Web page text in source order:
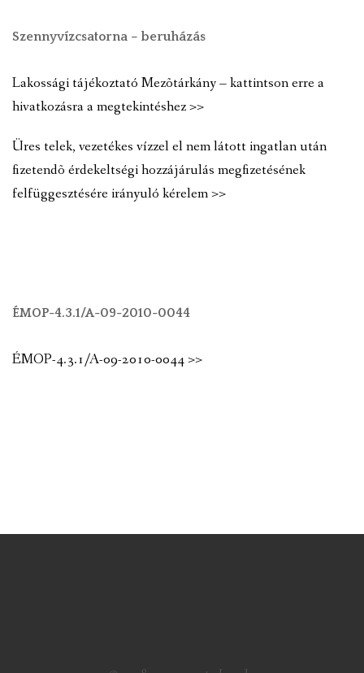
Szennyvízcsatorna – beruházás
Lakossági tájékoztató Mezõtárkány – kattintson erre a
hivatkozásra a megtekintéshez >>
Üres telek, vezetékes vízzel el nem látott ingatlan után
fizetendõ érdekeltségi hozzájárulás megfizetésének
felfüggesztésére irányuló kérelem >>
ÉMOP-4.3.1/A-09-2010-0044
ÉMOP-4.3.1/A-09-2010-0044 >>